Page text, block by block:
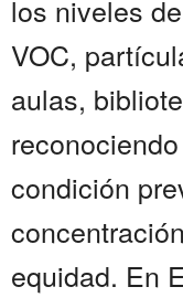
los niveles
VOC,
aulas,
condición
equidad. En